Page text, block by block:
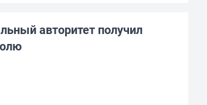
авторитет получил